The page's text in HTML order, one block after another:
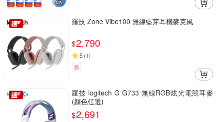
羅技 Zone Vibe100 無線藍芽耳機麥克風
$2,790
5 (1)
券
羅技 logitech G G733 無線RGB炫光電競耳麥
(顏色任選)
$2,691